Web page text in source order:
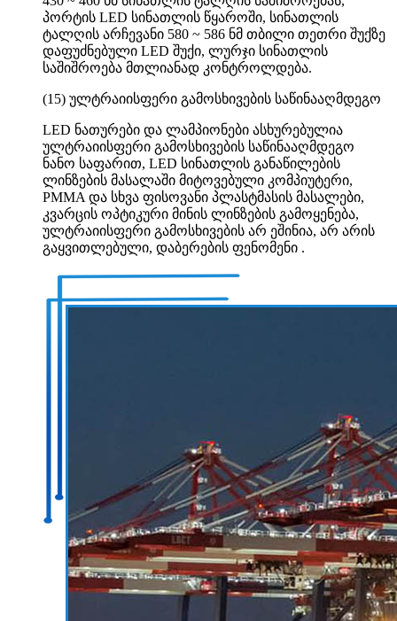
პორტის LED სინათლის წყაროში, სინათლის
ტალღის არჩევანი 580 ~ 586 ნმ თბილი თეთრი შუქზე
დაფუძნებული LED შუქი, ლურჯი სინათლის
საშიშროება მთლიანად კონტროლდება.
(15) ულტრაიისფერი გამოსხივების საწინააღმდეგო
LED ნათურები და ლამპიონები ასხურებულია
ულტრაიისფერი გამოსხივების საწინააღმდეგო
ნანო საფარით, LED სინათლის განაწილების
ლინზების მასალაში მიტოვებული კომპიუტერი,
PMMA და სხვა ფისოვანი პლასტმასის მასალები,
კვარცის ოპტიკური მინის ლინზების გამოყენება,
ულტრაიისფერი გამოსხივების არ ეშინია, არ არის
გაყვითლებული, დაბერების ფენომენი .